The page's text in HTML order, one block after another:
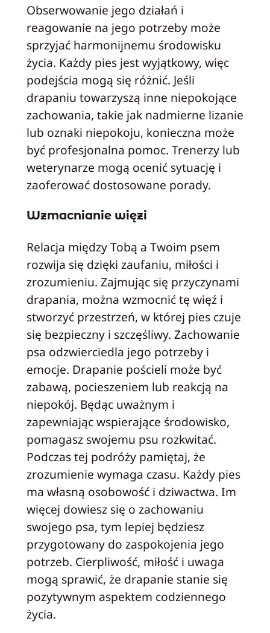
Obserwowanie jego działań i
reagowanie na jego potrzeby może
sprzyjać harmonijnemu środowisku
życia. Każdy pies jest wyjątkowy, więc
podejścia mogą się różnić. Jeśli
drapaniu towarzyszą inne niepokojące
zachowania, takie jak nadmierne lizanie
lub oznaki niepokoju, konieczna może
być profesjonalna pomoc. Trenerzy lub
weterynarze mogą ocenić sytuację i
zaoferować dostosowane porady.
Wzmacnianie więzi
Relacja między Tobą a Twoim psem
rozwija się dzięki zaufaniu, miłości i
zrozumieniu. Zajmując się przyczynami
drapania, można wzmocnić tę więź i
stworzyć przestrzeń, w której pies czuje
się bezpieczny i szczęśliwy. Zachowanie
psa odzwierciedla jego potrzeby i
emocje. Drapanie pościeli może być
zabawą, pocieszeniem lub reakcją na
niepokój. Będąc uważnym i
zapewniając wspierające środowisko,
pomagasz swojemu psu rozkwitać.
Podczas tej podróży pamiętaj, że
zrozumienie wymaga czasu. Każdy pies
ma własną osobowość i dziwactwa. Im
więcej dowiesz się o zachowaniu
swojego psa, tym lepiej będziesz
przygotowany do zaspokojenia jego
potrzeb. Cierpliwość, miłość i uwaga
mogą sprawić, że drapanie stanie się
pozytywnym aspektem codziennego
życia.